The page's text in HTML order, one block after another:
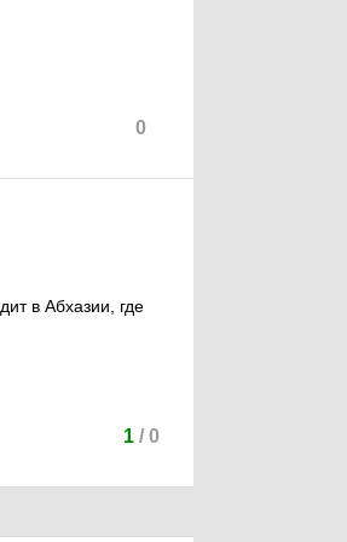
0
в Абхазии, где
1/ 0